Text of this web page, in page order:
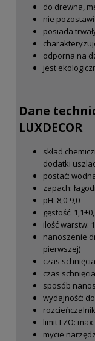
do drewna,
nie
posiada
odporna na
jest
Dane
LUXDECOR
skład
dodatki
postać:
zapach:
pH: 8,0-9,0
gęstość:
ilość warstw:
nanoszenie
pierwszej)
czas
czas
sposób
wydajność:
limit LZO:
mycie